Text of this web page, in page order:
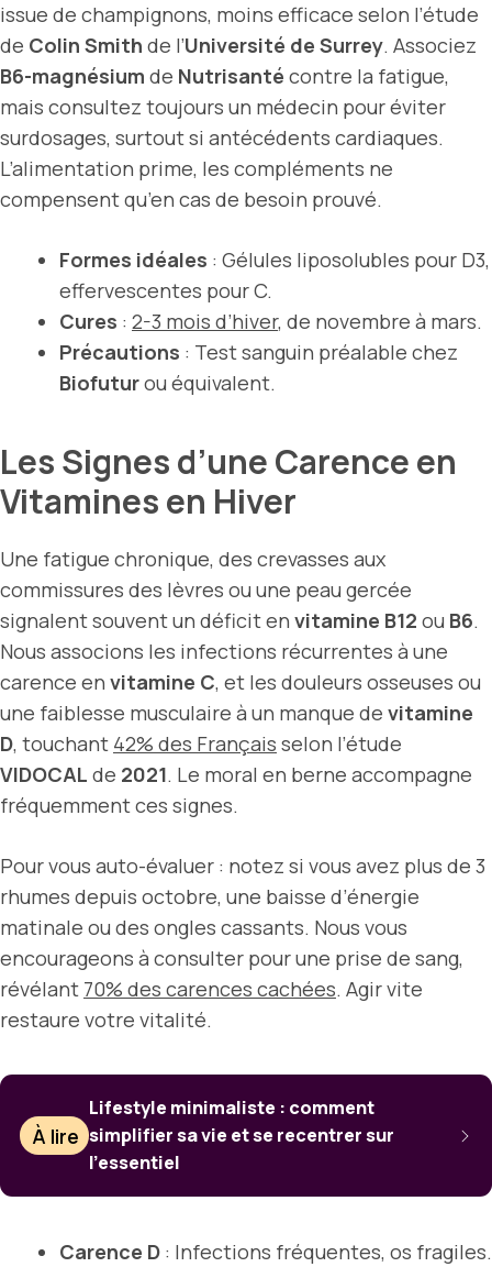
issue de champignons, moins efficace selon l’étude
de Colin Smith de l’Université de Surrey. Associez
B6-magnésium de Nutrisanté contre la fatigue,
mais consultez toujours un médecin pour éviter
surdosages, surtout si antécédents cardiaques.
L’alimentation prime, les compléments ne
compensent qu’en cas de besoin prouvé.
Formes idéales : Gélules liposolubles pour D3,
effervescentes pour C.
Cures : 2-3 mois d’hiver, de novembre à mars.
Précautions : Test sanguin préalable chez
Biofuturou équivalent.
Les Signes d’une Carence en
Vitamines en Hiver
Une fatigue chronique, des crevasses aux
commissures des lèvres ou une peau gercée
signalent souvent un déficit en vitamine B12 ou B6.
Nous associons les infections récurrentes à une
carence en vitamine C, et les douleurs osseuses ou
une faiblesse musculaire à un manque de vitamine
D, touchant 42% des Français selon l’étude
VIDOCAL de 2021. Le moral en berne accompagne
fréquemment ces signes.
Pour vous auto-évaluer : notez si vous avez plus de 3
rhumes depuis octobre, une baisse d’énergie
matinale ou des ongles cassants. Nous vous
encourageons à consulter pour une prise de sang,
révélant 70% des carences cachées. Agir vite
restaure votre vitalité.
À lire
Lifestyle minimaliste : comment
simplifier sa vie et se recentrer sur
l’essentiel
Carence D : Infections fréquentes, os fragiles.